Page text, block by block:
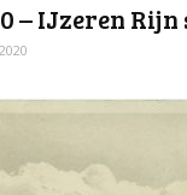
– IJzeren